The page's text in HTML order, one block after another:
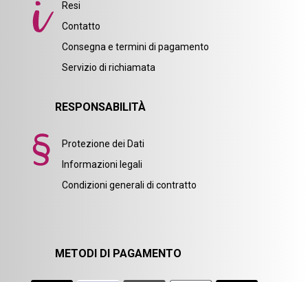
Resi
Contatto
Consegna e termini di pagamento
Servizio di richiamata
RESPONSABILITÀ
Protezione dei Dati
Informazioni legali
Condizioni generali di contratto
METODI DI PAGAMENTO